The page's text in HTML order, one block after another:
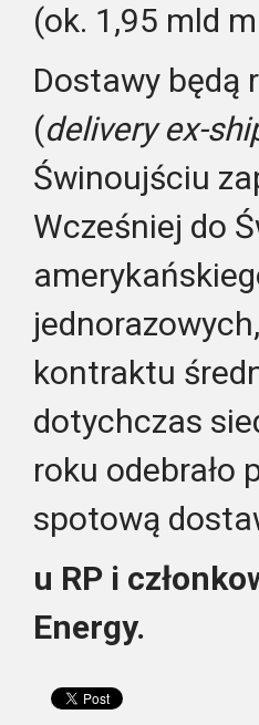
(ok. 1,95 mld
Dostawy będą
(delivery ex-
Świnoujściu
Wcześniej do
kontraktu
dotychczas
roku odebrało
spotową
u RP i
Energy.